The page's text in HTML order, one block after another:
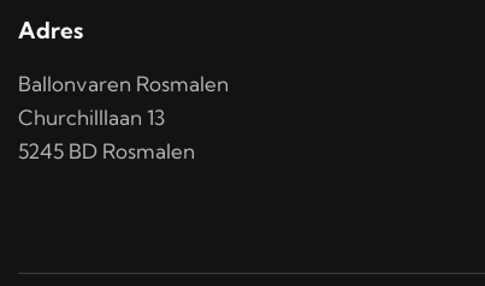
Adres
Ballonvaren Rosmalen
Churchilllaan 13
5245 BD Rosmalen